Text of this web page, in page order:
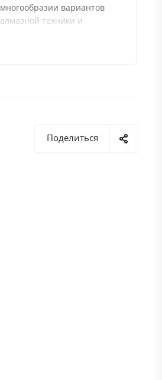
(Dr.Schulze).
многообразии вариантов
алмазной техники и
материалами, которые
Поделиться